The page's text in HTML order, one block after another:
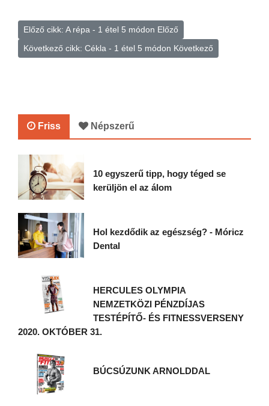
Előző cikk: A répa - 1 étel 5 módon Előző
Következő cikk: Cékla - 1 étel 5 módon Következő
Friss Népszerű
10 egyszerű tipp, hogy téged se
kerüljön el az álom
Hol kezdődik az egészség? - Móricz
Dental
HERCULES OLYMPIA
NEMZETKÖZI PÉNZDÍJAS
TESTÉPÍTŐ- ÉS FITNESSVERSENY
2020. OKTÓBER 31.
BÚCSÚZUNK ARNOLDDAL